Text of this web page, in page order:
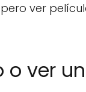
ver
o ver